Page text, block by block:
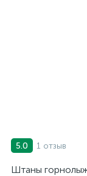
5.0 1 отзыв
Штаны